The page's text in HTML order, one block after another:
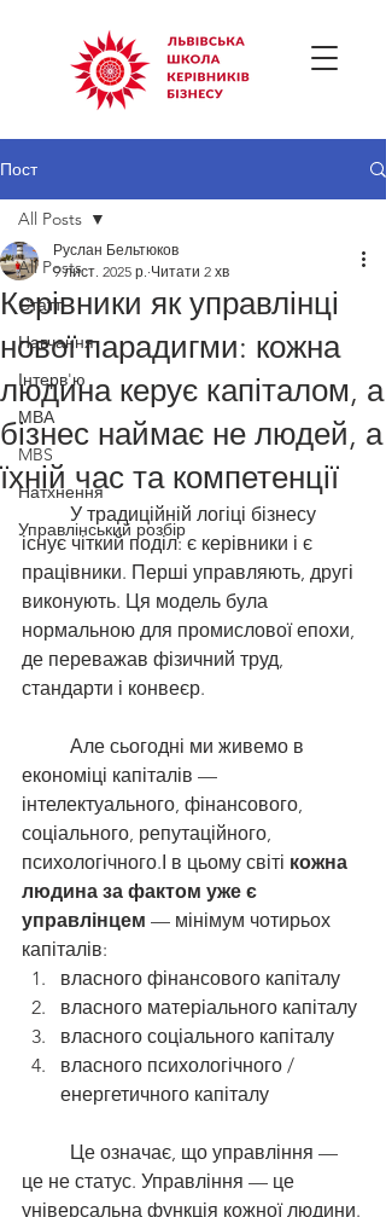
Пост
All Posts
Статті
Навчання
Інтерв'ю
МВА
MBS
Натхнення
Управлінський розбір
All Posts
Керівники як управлінці
нової парадигми: кожна
людина керує капіталом, а
бізнес наймає не людей, а
їхній час та компетенції
Руслан Бельтюков
9 лист. 2025 р. Читати 2 хв
існує чіткий поділ: є керівники і є
працівники. Перші управляють, другі
виконують. Ця модель була
нормальною для промислової епохи,
де переважав фізичний труд,
стандарти і конвеєр.
економіці капіталів —
інтелектуального, фінансового,
соціального, репутаційного,
психологічного.І в цьому світі кожна
людина за фактом уже є
управлінцем — мінімум чотирьох
капіталів:
власного фінансового капіталу
власного матеріального капіталу
власного соціального капіталу
власного психологічного /
енергетичного капіталу
це не статус. Управління — це
універсальна функція кожної людини.